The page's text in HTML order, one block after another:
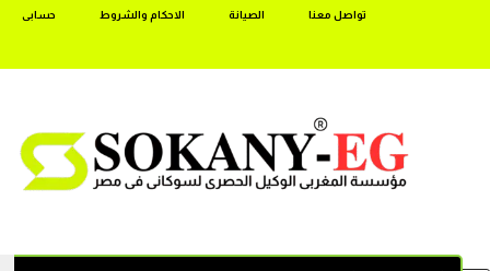
تواصل معنا الصيانة الاحكام والشروط حسابى